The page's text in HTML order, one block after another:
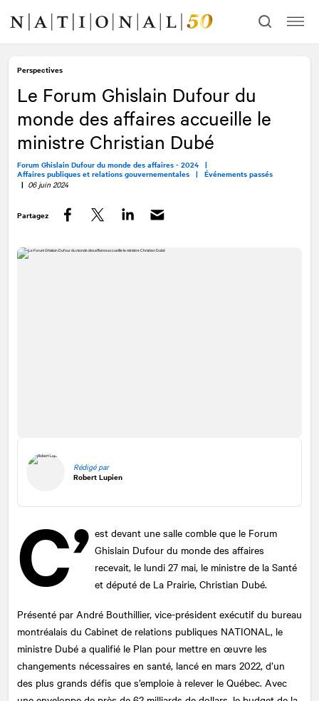
contenu
navigation
Perspectives
Le Forum Ghislain Dufour du
monde des affaires accueille le
ministre Christian Dubé
Forum Ghislain Dufour du monde des affaires - 2024 |
Affaires publiques et relations gouvernementales | Événements passés
| 06 juin 2024
Partagez
Rédigé par
Robert Lupien
C’ est devant une salle comble que le Forum
Ghislain Dufour du monde des affaires
recevait, le lundi 27 mai, le ministre de la Santé
et député de La Prairie, Christian Dubé.
Présenté par André Bouthillier, vice-président exécutif du bureau
montréalais du Cabinet de relations publiques NATIONAL , le
ministre Dubé a qualifié le Plan pour mettre en œuvre les
changements nécessaires en santé, lancé en mars 2022, d’un
des plus grands défis que s’emploie à relever le Québec. Avec